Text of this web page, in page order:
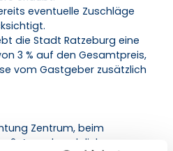
eventuelle Zuschläge
die Stadt Ratzeburg eine
3 % auf den Gesamtpreis,
vom Gastgeber zusätzlich
Zentrum, beim
2. Ampel nach links